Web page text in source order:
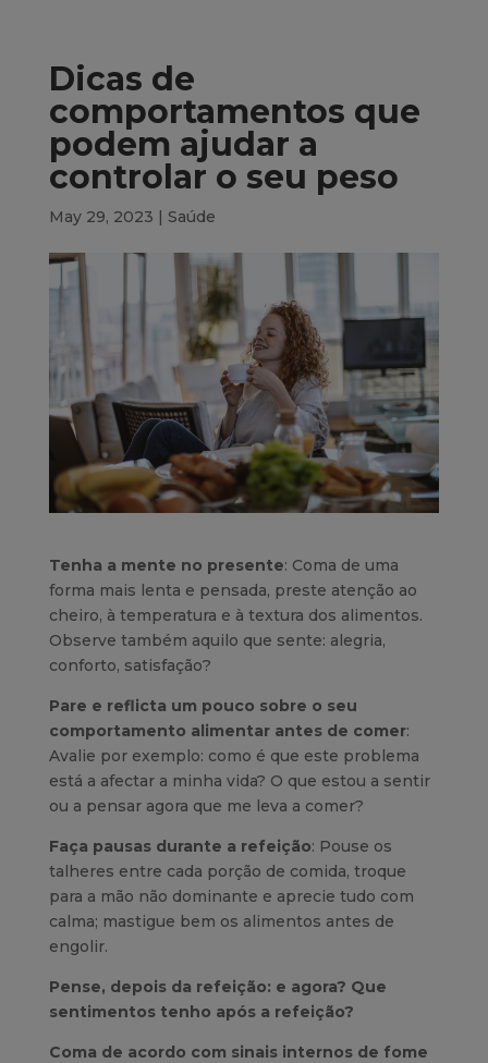
Dicas de
comportamentos que
podem ajudar a
controlar o seu peso
May 29, 2023 | Saúde
Tenha a mente no presente: Coma de uma
forma mais lenta e pensada, preste atenção ao
cheiro, à temperatura e à textura dos alimentos.
Observe também aquilo que sente: alegria,
conforto, satisfação?
Pare e reflicta um pouco sobre o seu
comportamento alimentar antes de comer:
Avalie por exemplo: como é que este problema
está a afectar a minha vida? O que estou a sentir
ou a pensar agora que me leva a comer?
Faça pausas durante a refeição: Pouse os
talheres entre cada porção de comida, troque
para a mão não dominante e aprecie tudo com
calma; mastigue bem os alimentos antes de
engolir.
Pense, depois da refeição: e agora? Que
sentimentos tenho após a refeição?
Coma de acordo com sinais internos de fome